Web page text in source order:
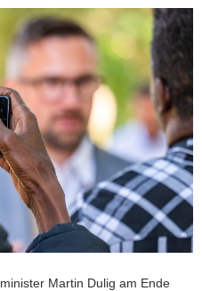
Martin Dulig am Ende